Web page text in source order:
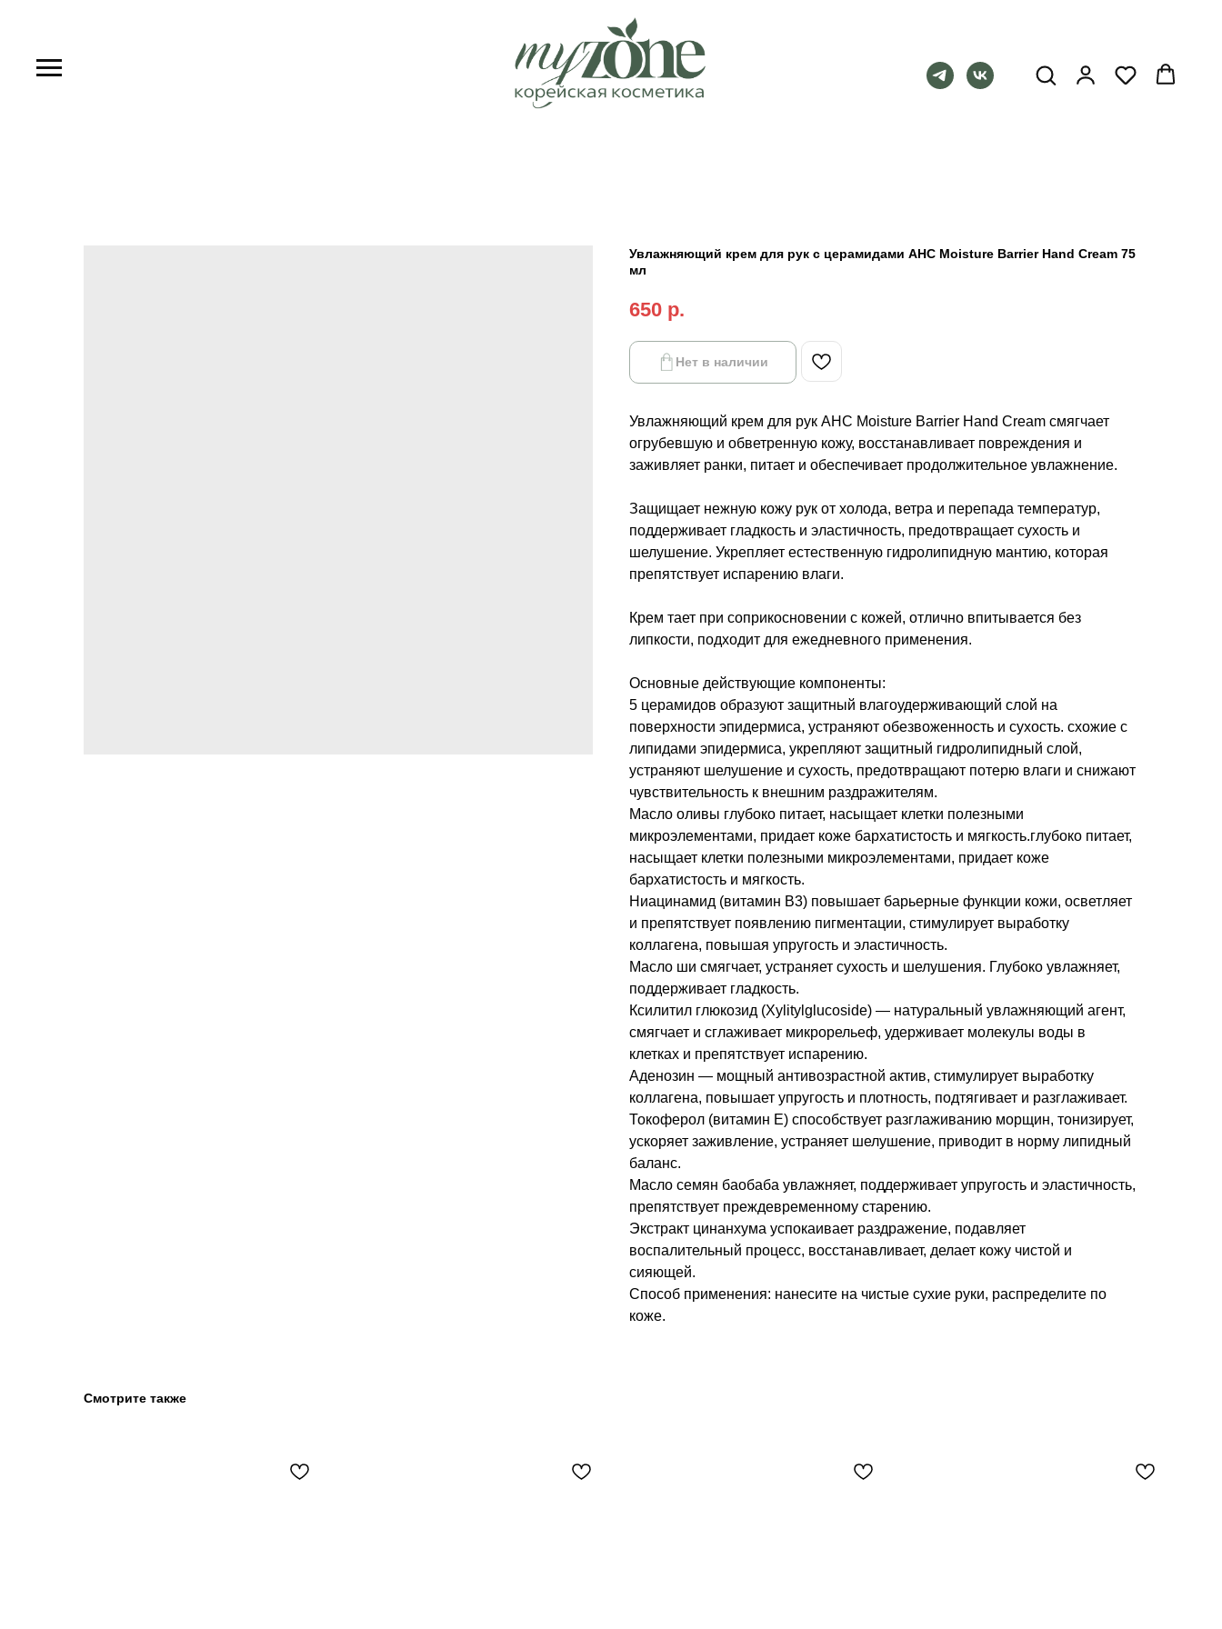
Увлажняющий крем для рук с церамидами AHC Moisture Barrier Hand Cream 75
мл
650 р.
Нет в наличии
Увлажняющий крем для рук AHC Moisture Barrier Hand Cream смягчает
огрубевшую и обветренную кожу, восстанавливает повреждения и
заживляет ранки, питает и обеспечивает продолжительное увлажнение.
Защищает нежную кожу рук от холода, ветра и перепада температур,
поддерживает гладкость и эластичность, предотвращает сухость и
шелушение. Укрепляет естественную гидролипидную мантию, которая
препятствует испарению влаги.
Крем тает при соприкосновении с кожей, отлично впитывается без
липкости, подходит для ежедневного применения.
Основные действующие компоненты:
5 церамидов образуют защитный влагоудерживающий слой на
поверхности эпидермиса, устраняют обезвоженность и сухость. схожие с
липидами эпидермиса, укрепляют защитный гидролипидный слой,
устраняют шелушение и сухость, предотвращают потерю влаги и снижают
чувствительность к внешним раздражителям.
Масло оливы глубоко питает, насыщает клетки полезными
микроэлементами, придает коже бархатистость и мягкость.глубоко питает,
насыщает клетки полезными микроэлементами, придает коже
бархатистость и мягкость.
Ниацинамид (витамин B3) повышает барьерные функции кожи, осветляет
и препятствует появлению пигментации, стимулирует выработку
коллагена, повышая упругость и эластичность.
Масло ши смягчает, устраняет сухость и шелушения. Глубоко увлажняет,
поддерживает гладкость.
Ксилитил глюкозид (Xylitylglucoside) — натуральный увлажняющий агент,
смягчает и сглаживает микрорельеф, удерживает молекулы воды в
клетках и препятствует испарению.
Аденозин — мощный антивозрастной актив, стимулирует выработку
коллагена, повышает упругость и плотность, подтягивает и разглаживает.
Токоферол (витамин E) способствует разглаживанию морщин, тонизирует,
ускоряет заживление, устраняет шелушение, приводит в норму липидный
баланс.
Масло семян баобаба увлажняет, поддерживает упругость и эластичность,
препятствует преждевременному старению.
Экстракт цинанхума успокаивает раздражение, подавляет
воспалительный процесс, восстанавливает, делает кожу чистой и
сияющей.
Способ применения: нанесите на чистые сухие руки, распределите по
коже.
Смотрите также